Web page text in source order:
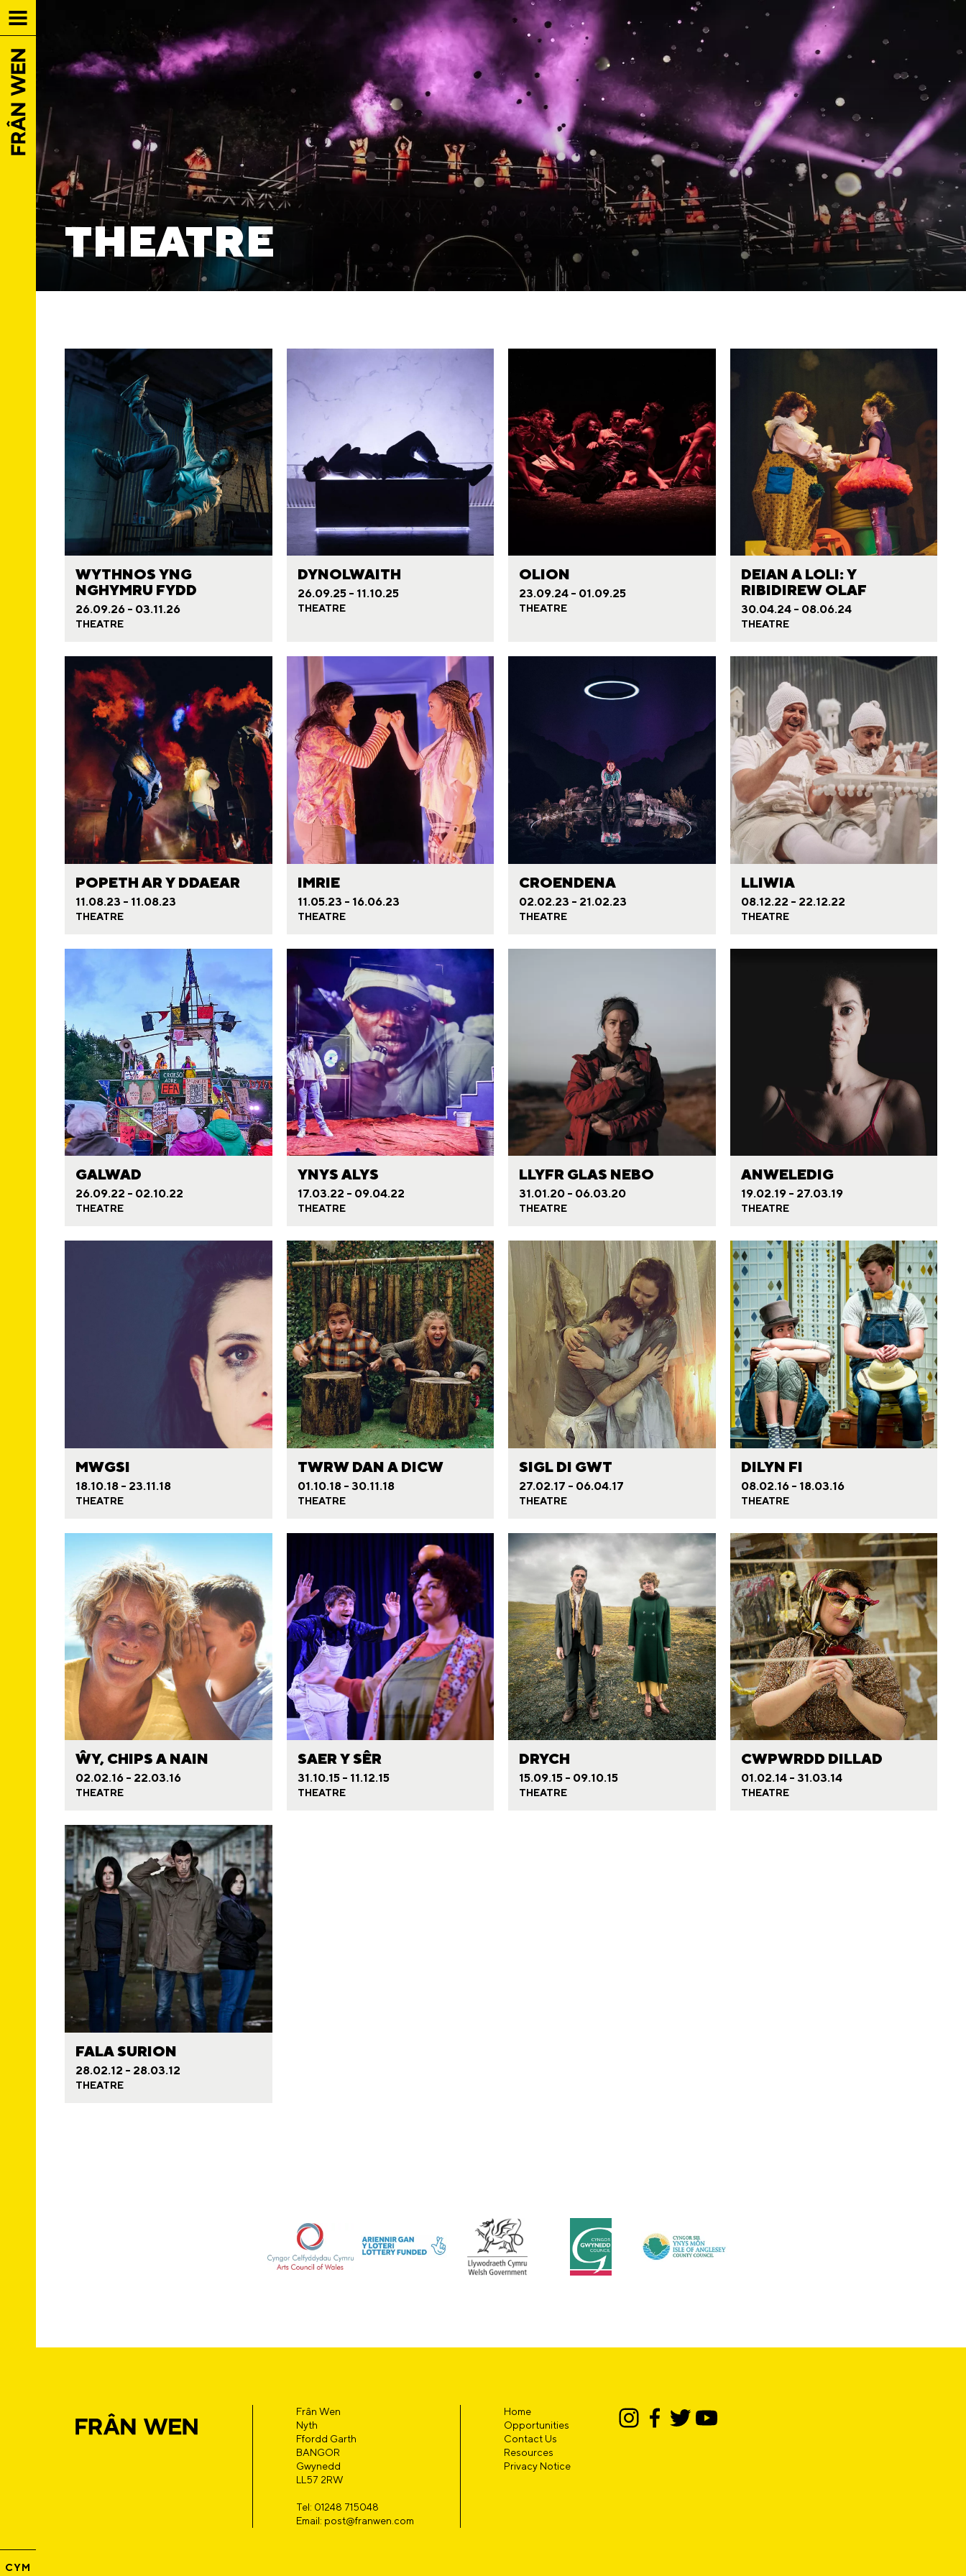
CYM
THEATRE
WYTHNOS YNG
NGHYMRU FYDD
26.09.26 - 03.11.26
THEATRE
DYNOLWAITH
26.09.25 - 11.10.25
THEATRE
OLION
23.09.24 - 01.09.25
THEATRE
DEIAN A LOLI: Y
RIBIDIREW OLAF
30.04.24 - 08.06.24
THEATRE
POPETH AR Y DDAEAR
11.08.23 - 11.08.23
THEATRE
IMRIE
11.05.23 - 16.06.23
THEATRE
CROENDENA
02.02.23 - 21.02.23
THEATRE
LLIWIA
08.12.22 - 22.12.22
THEATRE
GALWAD
26.09.22 - 02.10.22
THEATRE
YNYS ALYS
17.03.22 - 09.04.22
THEATRE
LLYFR GLAS NEBO
31.01.20 - 06.03.20
THEATRE
ANWELEDIG
19.02.19 - 27.03.19
THEATRE
MWGSI
18.10.18 - 23.11.18
THEATRE
TWRW DAN A DICW
01.10.18 - 30.11.18
THEATRE
SIGL DI GWT
27.02.17 - 06.04.17
THEATRE
DILYN FI
08.02.16 - 18.03.16
THEATRE
ŴY, CHIPS A NAIN
02.02.16 - 22.03.16
THEATRE
SAER Y SÊR
31.10.15 - 11.12.15
THEATRE
DRYCH
15.09.15 - 09.10.15
THEATRE
CWPWRDD DILLAD
01.02.14 - 31.03.14
THEATRE
FALA SURION
28.02.12 - 28.03.12
THEATRE
Frân Wen
Nyth
Ffordd Garth
BANGOR
Gwynedd
LL57 2RW
Tel: 01248 715048
Email: post@franwen.com
Home
Opportunities
Contact Us
Resources
Privacy Notice